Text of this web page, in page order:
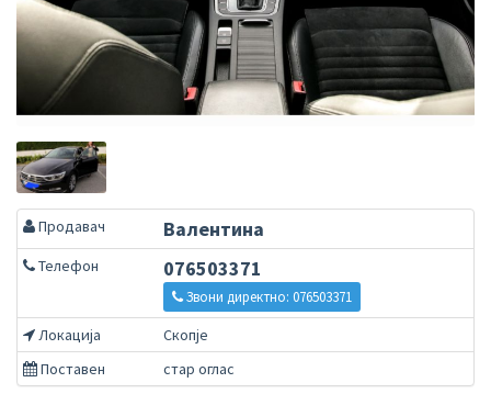
Продавач Валентина
Телефон 076503371
Звони директно: 076503371
Локација
Скопје
Поставен
стар оглас